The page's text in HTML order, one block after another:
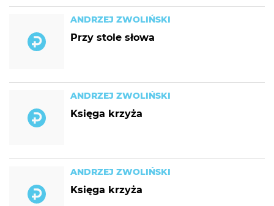
ANDRZEJ ZWOLIŃSKI
Przy stole słowa
ANDRZEJ ZWOLIŃSKI
Księga krzyża
ANDRZEJ ZWOLIŃSKI
Księga krzyża